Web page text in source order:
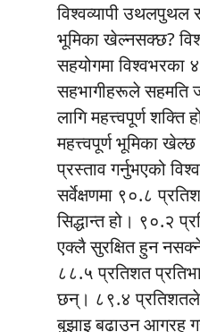
विश्वव्यापी उथलपुथल
भूमिका खेल्नसक्छ?
सहयोगमा विश्वभरका
सहभागीहरूले सहमति
लागि महत्त्वपूर्ण
महत्त्वपूर्ण भूमिका
प्रस्ताव गर्नुभएको
सर्वेक्षणमा ९०.८
सिद्धान्त हो। ९०.२
एक्लै सुरक्षित हुन
८८.५ प्रतिशत
छन्। ८९.४ प्रतिशतले
बुझाइ बढाउन आग्रह